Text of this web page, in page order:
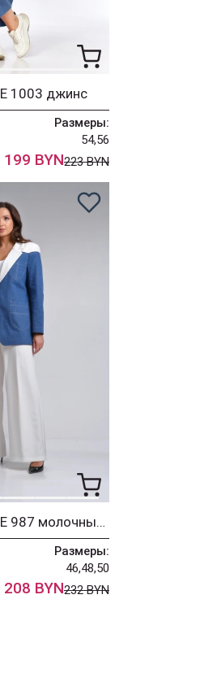
1003 джинс
Размеры:
54,56
199 BYN223 BYN
Костюм RISHELIE 987 молочный+джинс
Размеры:
46,48,50
208 BYN232 BYN